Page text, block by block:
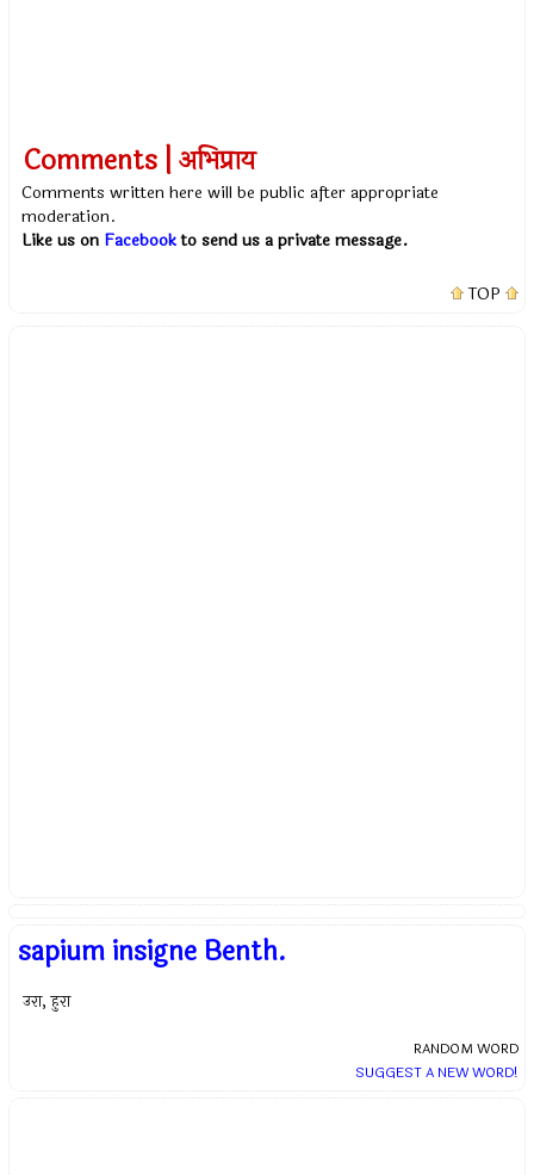
Comments | अभिप्राय
Comments written here will be public after appropriate
moderation.
Like us on Facebookto send us a private message.
TOP
sapium insigne Benth.
उरा, हुरा
RANDOM WORD
SUGGEST A NEW WORD!